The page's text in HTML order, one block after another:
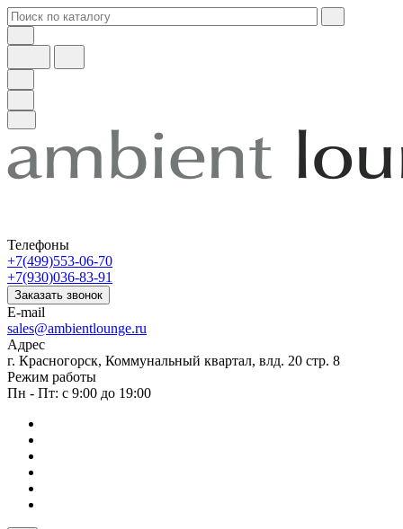
Телефоны
+7(499)553-06-70
+7(930)036-83-91
Заказать звонок
E-mail
sales@ambientlounge.ru
Адрес
г. Красногорск, Коммунальный квартал, влд. 20 стр. 8
Режим работы
Пн - Пт: с 9:00 до 19:00